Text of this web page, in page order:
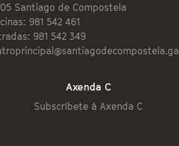
Santiago de Compostela
981 542 461
981 542 349
Axenda C
Subscríbete á Axenda C